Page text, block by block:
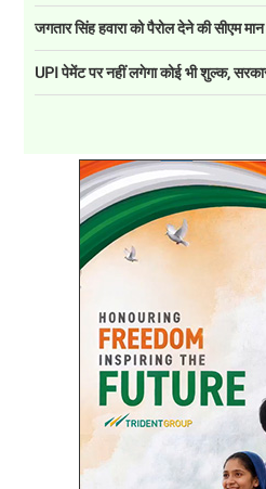
जगतार सिंह हवारा को पैरोल देने की सीएम
UPI पेमेंट पर नहीं लगेगा कोई भी शुल्क,